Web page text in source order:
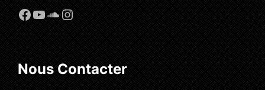
Facebook
YouTube
SoundCloud
Instagram
Nous Contacter